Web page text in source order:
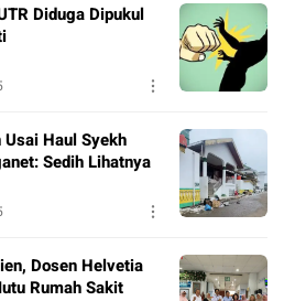
Diduga Dipukul
Haul Syekh
Sedih Lihatnya
Dosen Helvetia
Rumah Sakit